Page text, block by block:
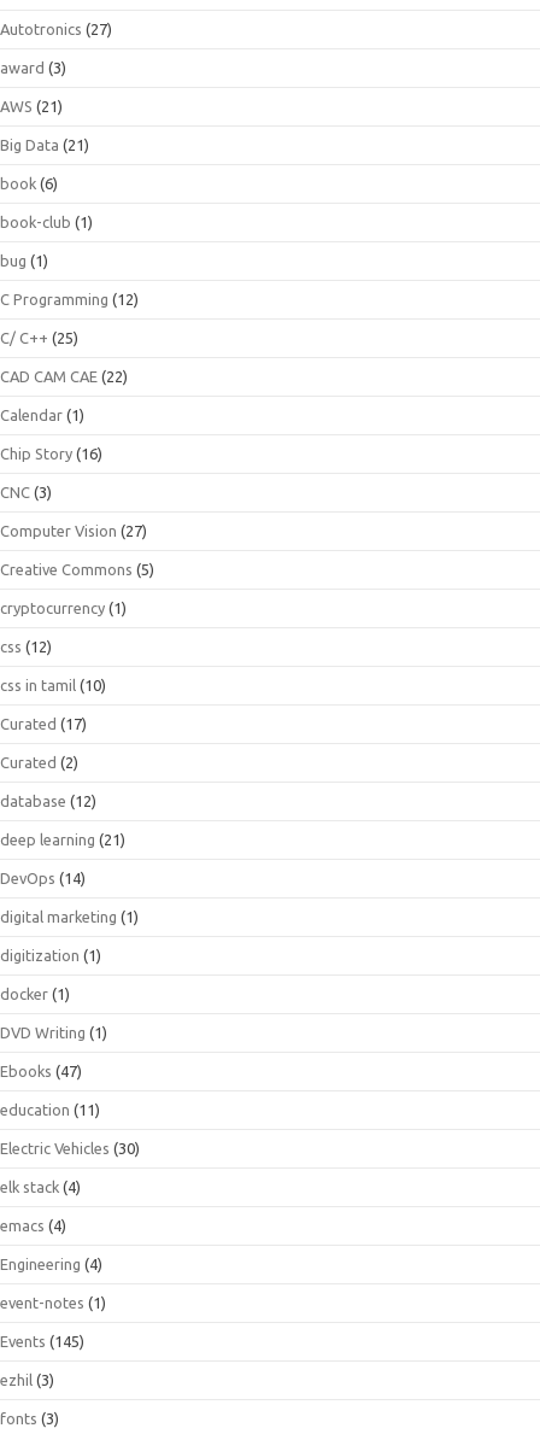
Autotronics (27)
award (3)
AWS (21)
Big Data (21)
book (6)
book-club (1)
bug (1)
C Programming (12)
C/ C++ (25)
CAD CAM CAE (22)
Calendar (1)
Chip Story (16)
CNC (3)
Computer Vision (27)
Creative Commons (5)
cryptocurrency (1)
css (12)
css in tamil (10)
Curated (17)
Curated (2)
database (12)
deep learning (21)
DevOps (14)
digital marketing (1)
digitization (1)
docker (1)
DVD Writing (1)
Ebooks (47)
education (11)
Electric Vehicles (30)
elk stack (4)
emacs (4)
Engineering (4)
event-notes (1)
Events (145)
ezhil (3)
fonts (3)